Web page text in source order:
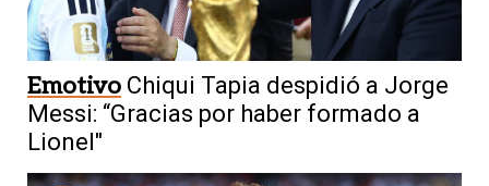
Emotivo Chiqui Tapia despidió a Jorge
Messi: “Gracias por haber formado a
Lionel"